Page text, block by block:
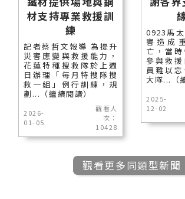
材支持專業救援訓
練
記者蔡哲文報導 為提升
災害應變與救援能力，
花蓮特種搜救隊於上週
日辦理「每月特搜隊搜
救一組」例行訓練，規
劃...（繼續閱讀）
2026-
01-05
觀看人
次：
10428
0923馬
害造成
亡，當
參與救
員難以
大隊...（
2025-
12-02
觀看更多同類型新聞